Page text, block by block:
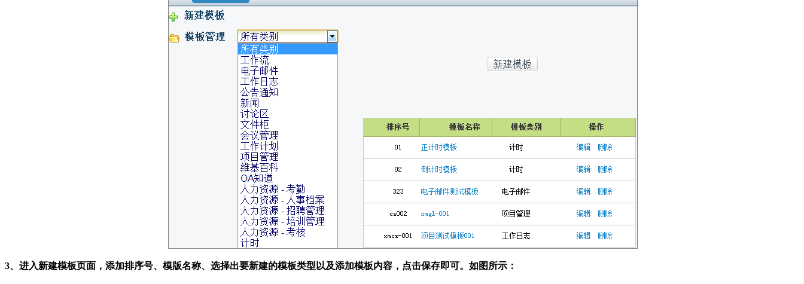
3、进入新建模板页面，添加排序号、模版名称、选择出要新建的模板类型以及添加模板内容，点击保存即可。如图所示：